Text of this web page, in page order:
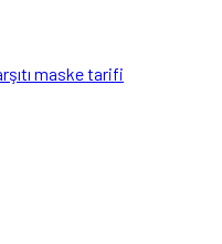
maske tarifi